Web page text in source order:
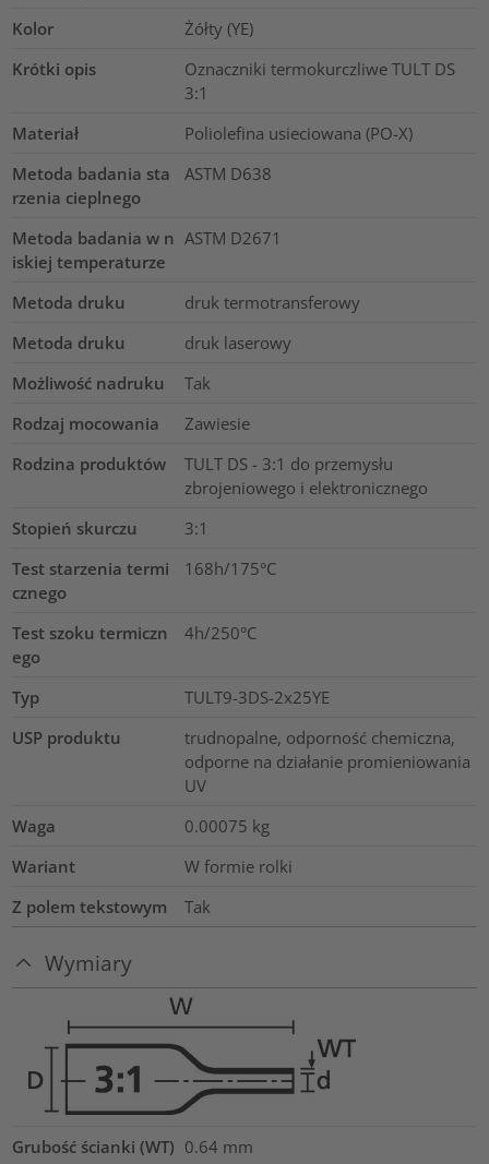
Kolor
Żółty (YE)
Krótki opis
Oznaczniki termokurczliwe TULT DS
3:1
Materiał
Poliolefina usieciowana (PO-X)
Metoda badania sta
rzenia cieplnego
ASTM D638
Metoda badania w n
iskiej temperaturze
ASTM D2671
Metoda druku
druk termotransferowy
Metoda druku
druk laserowy
Możliwość nadruku
Tak
Rodzaj mocowania
Zawiesie
Rodzina produktów
TULT DS - 3:1 do przemysłu
zbrojeniowego i elektronicznego
Stopień skurczu
3:1
Test starzenia termi
cznego
168h/175°C
Test szoku termiczn
ego
4h/250°C
Typ
TULT9-3DS-2x25YE
USP produktu
trudnopalne, odporność chemiczna,
odporne na działanie promieniowania
UV
Waga
0.00075 kg
Wariant
W formie rolki
Z polem tekstowym
Tak
Wymiary
Grubość ścianki (WT) 0.64 mm